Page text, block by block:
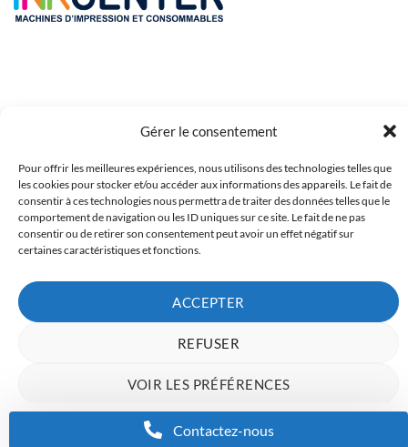
Gérer le consentement
Pour offrir les meilleures expériences, nous utilisons des technologies telles que
les cookies pour stocker et/ou accéder aux informations des appareils. Le fait de
consentir à ces technologies nous permettra de traiter des données telles que le
comportement de navigation ou les ID uniques sur ce site. Le fait de ne pas
consentir ou de retirer son consentement peut avoir un effet négatif sur
certaines caractéristiques et fonctions.
ACCEPTER
REFUSER
VOIR LES PRÉFÉRENCES
Charte de donnéesPolitique de confidentialité
Copyright 2023 © Inkcenter - Webdesign byMedia84
Contactez-nous